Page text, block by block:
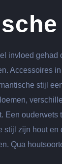
invloed
Accessoires
stijl
Een ouderwets
stijl zijn hout
Qua